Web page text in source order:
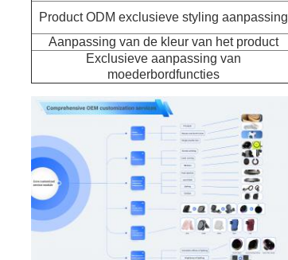
Product ODM exclusieve styling aanpassing
Aanpassing van de kleur van het product
Exclusieve aanpassing van
moederbordfuncties